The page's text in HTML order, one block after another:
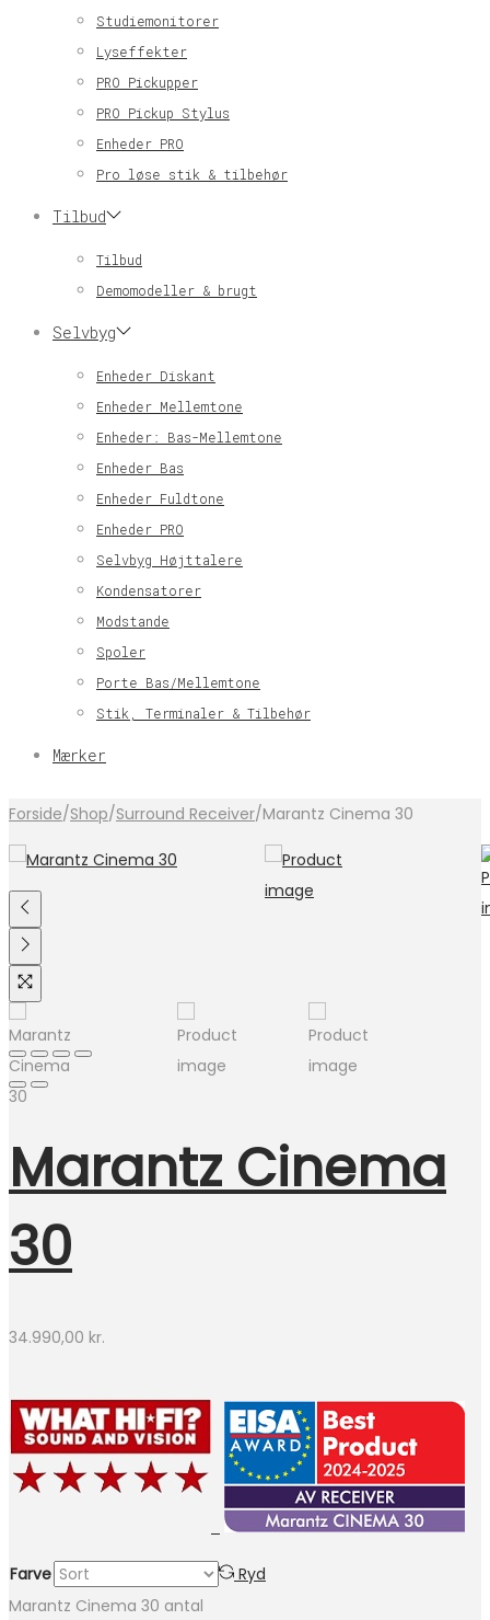
Studiemonitorer
Lyseffekter
PRO Pickupper
PRO Pickup Stylus
Enheder PRO
Pro løse stik & tilbehør
Tilbud
Tilbud
Demomodeller & brugt
Selvbyg
Enheder Diskant
Enheder Mellemtone
Enheder: Bas-Mellemtone
Enheder Bas
Enheder Fuldtone
Enheder PRO
Selvbyg Højttalere
Kondensatorer
Modstande
Spoler
Porte Bas/Mellemtone
Stik, Terminaler & Tilbehør
Mærker
Forside/Shop/Surround Receiver/Marantz Cinema 30
Marantz Cinema
30
34.990,00 kr.
Farve
Ryd
Marantz Cinema 30 antal